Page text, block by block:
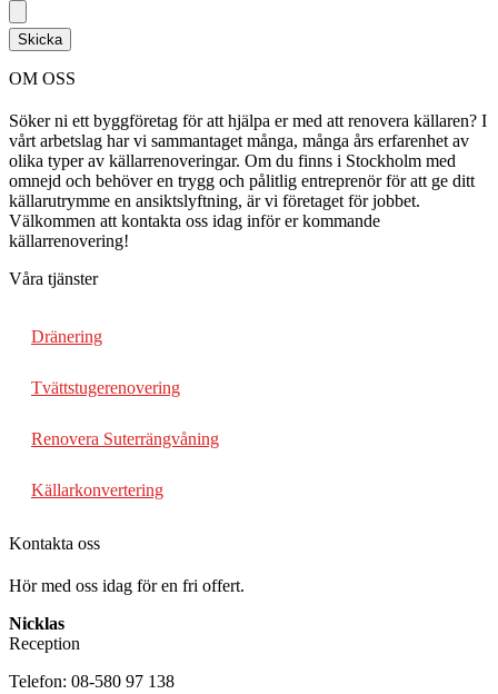
Skicka
OM OSS
Söker ni ett byggföretag för att hjälpa er med att renovera källaren? I
vårt arbetslag har vi sammantaget många, många års erfarenhet av
olika typer av källarrenoveringar. Om du finns i Stockholm med
omnejd och behöver en trygg och pålitlig entreprenör för att ge ditt
källarutrymme en ansiktslyftning, är vi företaget för jobbet.
Välkommen att kontakta oss idag inför er kommande
källarrenovering!
Våra tjänster
Dränering
Tvättstugerenovering
Renovera Suterrängvåning
Källarkonvertering
Kontakta oss
Hör med oss idag för en fri offert.
Nicklas
Reception
Telefon: 08-580 97 138